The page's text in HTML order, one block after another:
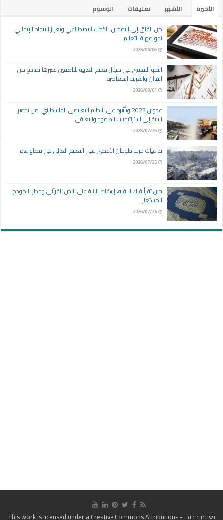
الأخيرة الأشهر تعليقات
الوسوم
من القلق إلى التمكين: الذكاء الاصطناعي وتعزيز الاتجاه الإيجابي
نحو مهنة التعليم
2026/08/06
النحو النفسي في مجال تعليم العربية للناطقين بغيرها نماذج من
القرآن والعربية المعاصرة
2026/08/01
عدوان 2023 وتأثيره على النظام التعليمي الفلسطيني: من تدمير
البنية إلى استراتيجيات الصمود والتعافي
2026/07/26
تداعيات حرب طوفان الأقصى على التعليم العالي في قطاع غزة
2026/07/25
حين تقرأ فيك لا فيه، إسقاط البنية على النص القرآني وخطر النموذج
المستعار
2026/07/24
تعليم جديد - This work is licensed under a
Creative Commons Attribution-